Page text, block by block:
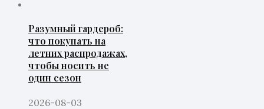
Разумный гардероб:
что покупать на
летних распродажах,
чтобы носить не
один сезон
2026-08-03